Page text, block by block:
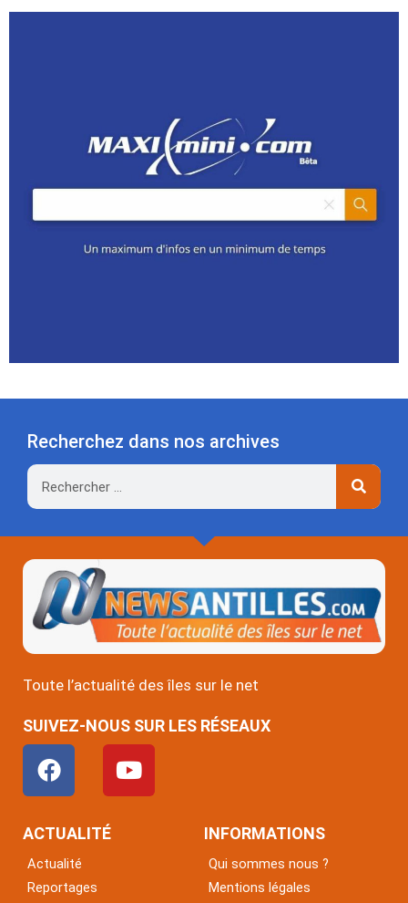
Recherchez dans nos archives
Rechercher
Toute l’actualité des îles sur le net
SUIVEZ-NOUS SUR LES RÉSEAUX
F
a
c
e
o
o
Y
o
u
ACTUALITÉ
Actualité
Reportages
INFORMATIONS
Qui sommes nous ?
Mentions légales